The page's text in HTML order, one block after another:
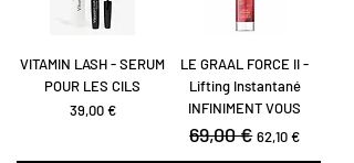
VITAMIN LASH - SERUM
POUR LES CILS
Цена
39,00 €
LE GRAAL FORCE II -
Lifting Instantané
INFINIMENT VOUS
Обычная цена
69,00 € Цена со
62,10 €